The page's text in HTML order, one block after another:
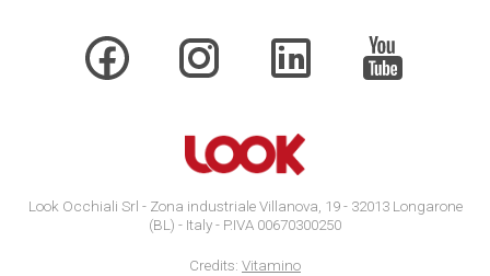
Look Occhiali Srl - Zona industriale Villanova, 19 - 32013 Longarone
(BL) - Italy - P.IVA 00670300250
Credits: Vitamino